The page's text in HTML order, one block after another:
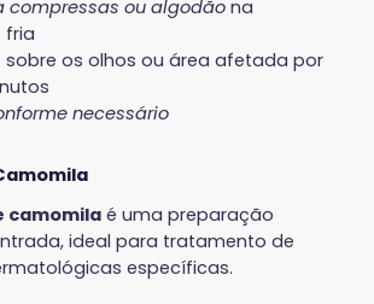
compressas ou algodão na
fria
sobre os olhos ou área afetada por
necessário
camomila é uma preparação
ideal para tratamento de
específicas.